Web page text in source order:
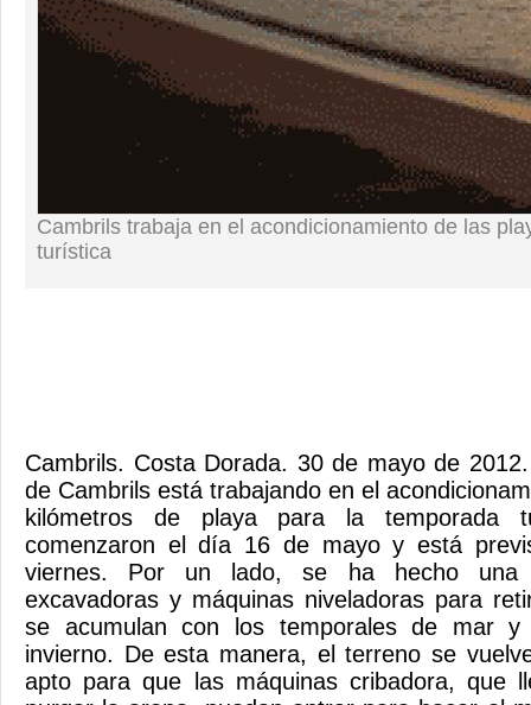
Cambrils trabaja en el acondicionamiento de las
turística
Cambrils. Costa Dorada. 30 de mayo de
de Cambrils está trabajando en el
kilómetros de playa para la temporada
comenzaron el día 16 de mayo y está
viernes. Por un lado, se ha hecho una
excavadoras y máquinas niveladoras para
se acumulan con los temporales de mar
invierno. De esta manera, el terreno se
apto para que las máquinas cribadora, que